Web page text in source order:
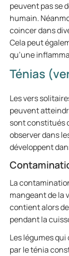
peuvent pas se
humain.
coincer dans
Cela peut
qu’une
Ténias
Les vers
peuvent
sont constitués
observer dans
développent
La
mangeant de la
contient alors
pendant la
Les légumes
par le ténia